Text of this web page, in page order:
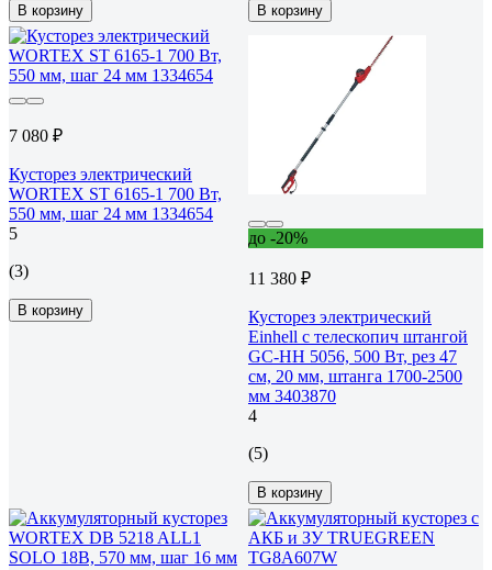
В корзину В корзину
7 080 ₽
Кусторез электрический
WORTEX ST 6165-1 700 Вт,
550 мм, шаг 24 мм 1334654
5
(3)
В корзину
до -20%
11 380 ₽
Кусторез электрический
Einhell с телескопич штангой
GC-HH 5056, 500 Вт, рез 47
см, 20 мм, штанга 1700-2500
мм 3403870
4
(5)
В корзину